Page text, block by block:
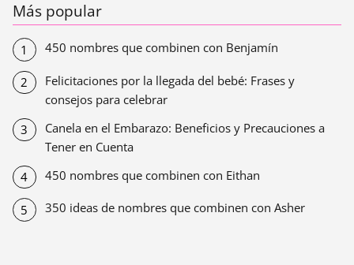
Más popular
450 nombres que combinen con Benjamín
Felicitaciones por la llegada del bebé: Frases y
consejos para celebrar
Canela en el Embarazo: Beneficios y Precauciones a
Tener en Cuenta
450 nombres que combinen con Eithan
350 ideas de nombres que combinen con Asher